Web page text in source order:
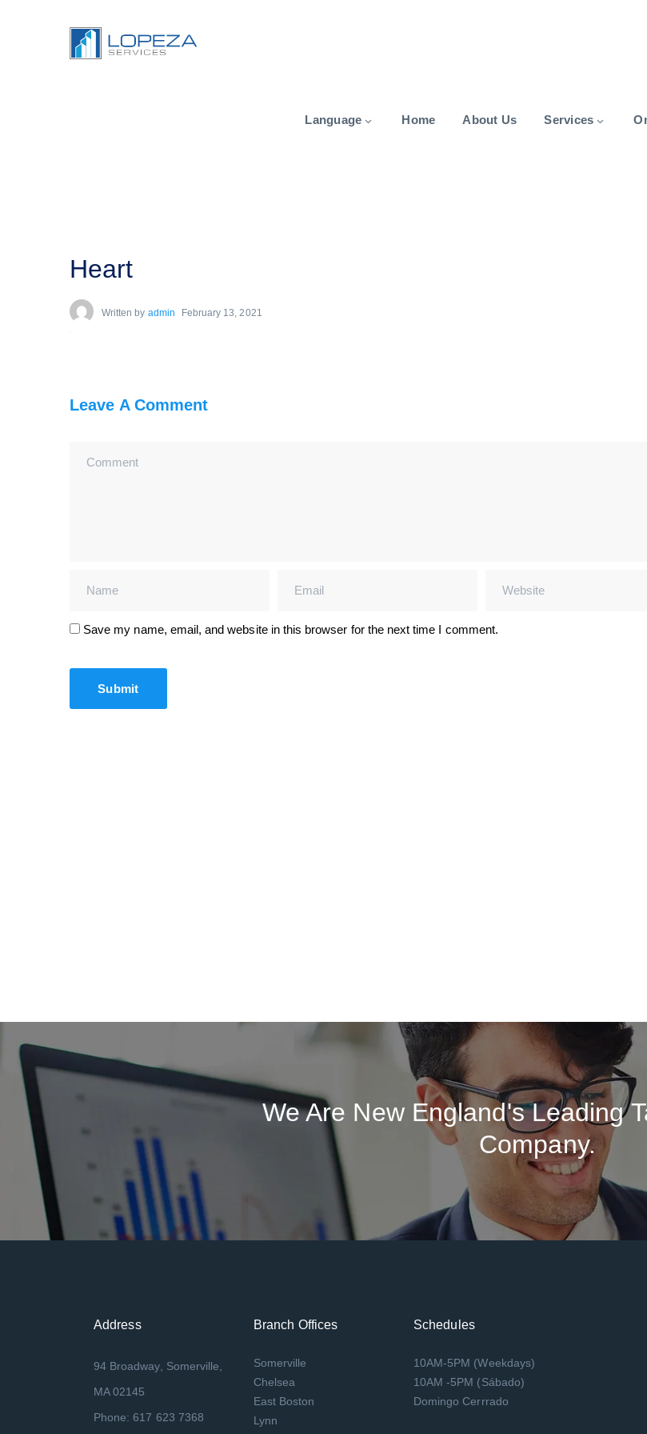
Language Home About Us Services
Heart
Written by admin February 13, 2021
Leave A Comment
Save my name, email, and website in this browser for the next time I comment.
We Are New England's Leading
Company.
Address
94 Broadway, Somerville,
MA 02145
Phone: 617 623 7368
Branch Offices
Somerville
Chelsea
East Boston
Lynn
Schedules
10AM-5PM (Weekdays)
10AM -5PM (Sábado)
Domingo Cerrrado